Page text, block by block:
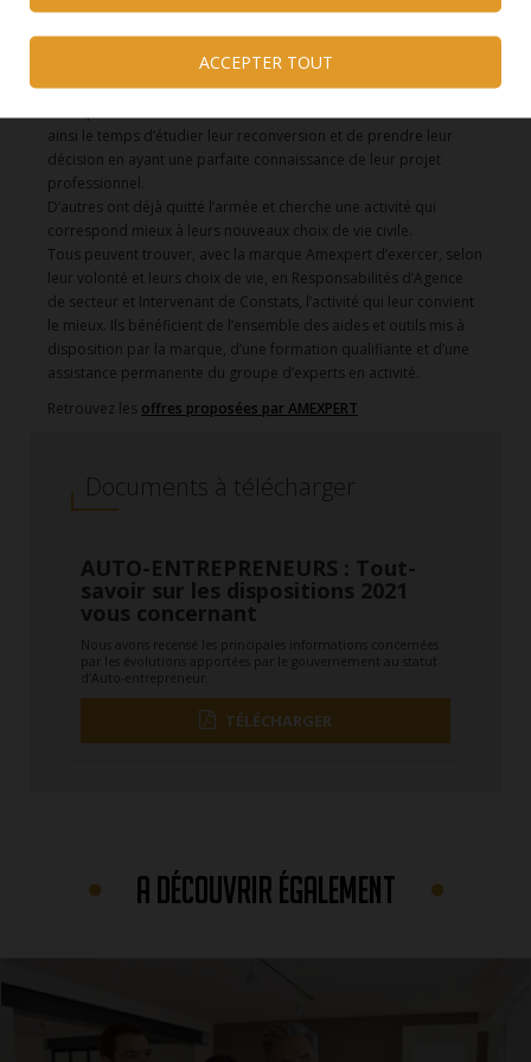
assistance permanente
Une quinzaine de contacts ont été établis avec des militaires qui
ainsi le temps d’étudier leur reconversion et de prendre leur
décision en ayant une parfaite connaissance de leur projet
professionnel.
D’autres ont déjà quitté l’armée et cherche une activité qui
correspond mieux à leurs nouveaux choix de vie civile.
Tous peuvent trouver, avec la marque Amexpert d’exercer, selon
leur volonté et leurs choix de vie, en Responsabilités d’Agence
de secteur et Intervenant de Constats, l’activité qui leur convient
le mieux. Ils bénéficient de l’ensemble des aides et outils mis à
disposition par la marque, d’une formation qualifiante et d’une
assistance permanente du groupe d’experts en activité.
Retrouvez les offres proposées par AMEXPERT
Documents à télécharger
AUTO-ENTREPRENEURS : Tout-
savoir sur les dispositions 2021
vous concernant
Nous avons recensé les principales informations concernées
par les évolutions apportées par le gouvernement au statut
d’Auto-entrepreneur.
TÉLÉCHARGER
A DÉCOUVRIR ÉGALEMENT